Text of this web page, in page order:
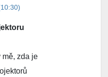
mě, zda je